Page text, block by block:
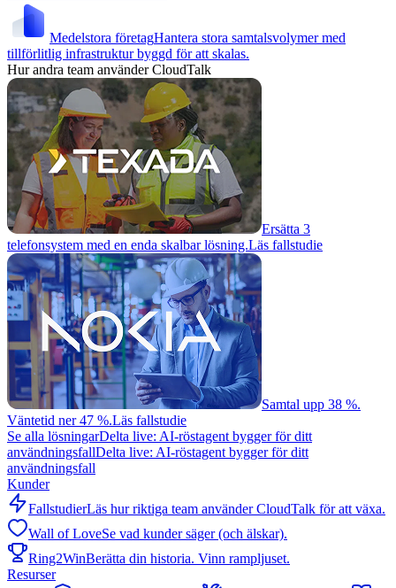
Medelstora företagHantera stora samtalsvolymer med
tillförlitlig infrastruktur byggd för att skalas.
Hur andra team använder CloudTalk
Ersätta 3
telefonsystem med en enda skalbar lösning.Läs fallstudie
Samtal upp 38 %.
Väntetid ner 47 %.Läs fallstudie
Se alla lösningarDelta live: AI-röstagent bygger för ditt
användningsfallDelta live: AI-röstagent bygger för ditt
användningsfall
Kunder
FallstudierLäs hur riktiga team använder CloudTalk för att växa.
Wall of LoveSe vad kunder säger (och älskar).
Ring2WinBerätta din historia. Vinn rampljuset.
Resurser